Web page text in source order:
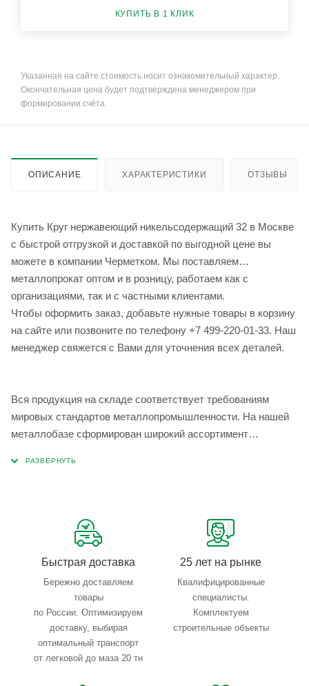
КУПИТЬ В 1 КЛИК
Указанная на сайте стоимость носит ознакомительный характер.
Окончательная цена будет подтверждена менеджером при
формировании счёта.
ОПИСАНИЕ ХАРАКТЕРИСТИКИ ОТЗЫВЫ
Купить Круг нержавеющий никельсодержащий 32 в Москве
с быстрой отгрузкой и доставкой по выгодной цене вы
можете в компании Черметком. Мы поставляем
металлопрокат оптом и в розницу, работаем как с
организациями, так и с частными клиентами.
Чтобы оформить заказ, добавьте нужные товары в корзину
на сайте или позвоните по телефону +7 499-220-01-33. Наш
менеджер свяжется с Вами для уточнения всех деталей.
Вся продукция на складе соответствует требованиям
мировых стандартов металлопромышленности. На нашей
металлобазе сформирован широкий ассортимент
Быстрая доставка
Бережно доставляем
товары
по России. Оптимизируем
доставку, выбирая
оптимальный транспорт
от легковой до маза 20 тн
25 лет на рынке
Квалифицированные
специалисты.
Комплектуем
строительные объекты